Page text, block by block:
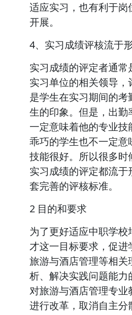
适应实习，也有利于岗
开展。
4、实习成绩评核流于形
实习成绩的评定者通常
实习单位的相关领导，
是学生在实习期间的考
生的印象。但是，出勤
一定意味着他的专业技
乖巧的学生也不一定意
技能很好。所以很多时
实习成绩的评定都流于
套完善的评核标准。
2 目的和要求
为了更好适应中职学校
才这一目标要求，促进
旅游与酒店管理等相关
析、解决实践问题能力
对旅游与酒店管理专业
进行改革，取消自主分